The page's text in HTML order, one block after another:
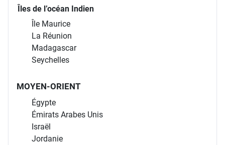
Îles de l’océan Indien
Île Maurice
La Réunion
Madagascar
Seychelles
MOYEN-ORIENT
Égypte
Émirats Arabes Unis
Israël
Jordanie